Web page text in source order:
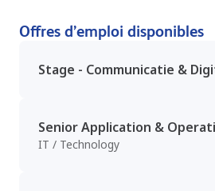
Offres d’emploi disponibles
Stage - Communicatie &
Senior Application &
IT / Technology